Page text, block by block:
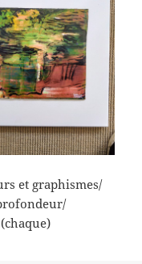
et graphismes/